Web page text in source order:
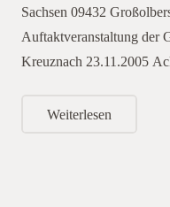
Sachsen 09432
Auftaktveranstaltung der
Kreuznach 23.11.2005
Weiterlesen